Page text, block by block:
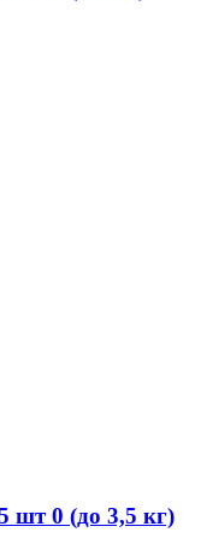
шт 0 (до 3,5 кг)